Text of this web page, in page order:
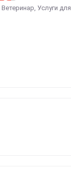
Ветеринар, Услуги для